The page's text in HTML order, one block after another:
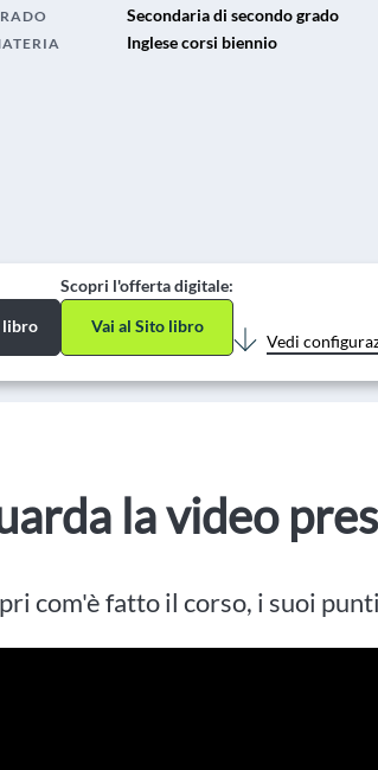
Secondaria di secondo grado
Inglese corsi biennio
libro
Scopri l'offerta digitale:
Vai al Sito libro
Vedi
la video
com'è fatto il corso, i suoi